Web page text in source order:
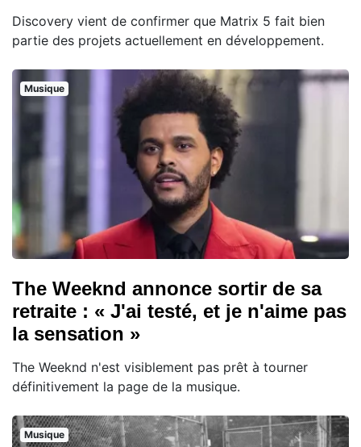
Discovery vient de confirmer que Matrix 5 fait bien
partie des projets actuellement en développement.
Musique
The Weeknd annonce sortir de sa
retraite : « J'ai testé, et je n'aime pas
la sensation »
The Weeknd n'est visiblement pas prêt à tourner
définitivement la page de la musique.
Musique